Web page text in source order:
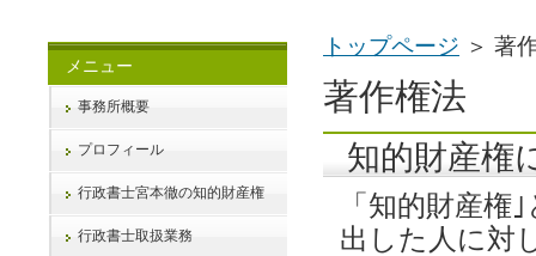
トップページ ＞ 著
著作権法
知的財産権
「知的財産権
出した人に対
メニュー
事務所概要
プロフィール
行政書士宮本徹の知的財産権
行政書士取扱業務